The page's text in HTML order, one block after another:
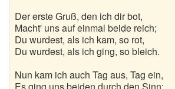
Kurze Gedichte
Liebesgedichte
Der erste Gruß, den ich dir bot,
Macht' uns auf einmal beide reich;
Du wurdest, als ich kam, so rot,
Du wurdest, als ich ging, so bleich.
Nun kam ich auch Tag aus, Tag ein,